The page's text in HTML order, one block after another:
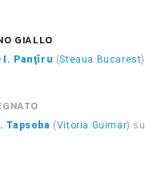
GIALLO
I. Panţîru (Steaua Bucarest)
Tapsoba (Vitoria Guimar) su